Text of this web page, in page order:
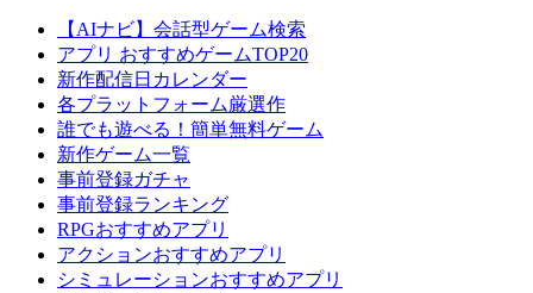
【AIナビ】会話型ゲーム検索
アプリ おすすめゲームTOP20
新作配信日カレンダー
各プラットフォーム厳選作
誰でも遊べる！簡単無料ゲーム
新作ゲーム一覧
事前登録ガチャ
事前登録ランキング
RPGおすすめアプリ
アクションおすすめアプリ
シミュレーションおすすめアプリ